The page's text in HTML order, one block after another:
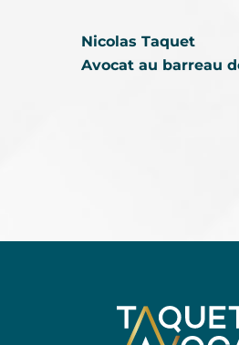
Nicolas Taquet
Avocat au barreau